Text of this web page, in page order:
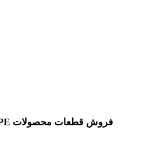
فروش قطعات محصولات HPE